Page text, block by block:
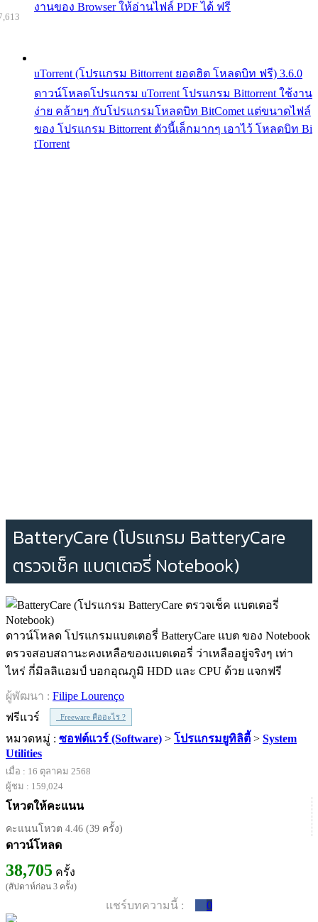
งานของ Browser ให้อ่านไฟล์ PDF ได้ ฟรี
uTorrent (โปรแกรม Bittorrent ยอดฮิต โหลดบิท ฟรี) 3.6.0
ดาวน์โหลดโปรแกรม uTorrent โปรแกรม Bittorrent ใช้งาน
ง่าย คล้ายๆ กับโปรแกรมโหลดบิท BitComet แต่ขนาดไฟล์
ของ โปรแกรม Bittorrent ตัวนี้เล็กมากๆ เอาไว้ โหลดบิท Bi
tTorrent
BatteryCare (โปรแกรม BatteryCare
ตรวจเช็ค แบตเตอรี่ Notebook)
ดาวน์โหลด โปรแกรมแบตเตอรี่ BatteryCare แบต ของ Notebook
ตรวจสอบสถานะคงเหลือของแบตเตอรี่ ว่าเหลืออยู่จริงๆ เท่า
ไหร่ กี่มิลลิแอมป์ บอกอุณภูมิ HDD และ CPU ด้วย แจกฟรี
ผู้พัฒนา : Filipe Lourenço
ฟรีแวร์
Freeware คืออะไร ?
หมวดหมู่ : ซอฟต์แวร์ (Software) > โปรแกรมยูทิลิตี้ > System
Utilities
เมื่อ : 16 ตุลาคม 2568
ผู้ชม : 159,024
โหวตให้คะแนน
คะแนนโหวต 4.46 (39 ครั้ง)
ดาวน์โหลด
38,705 ครั้ง
(สัปดาห์ก่อน 3 ครั้ง)
แชร์บทความนี้ : 0